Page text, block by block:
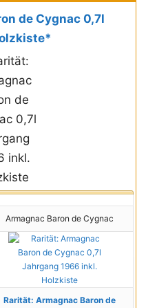
de Cygnac 0,7l
Armagnac Baron de Cygnac
Rarität: Armagnac Baron de